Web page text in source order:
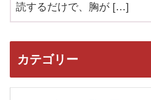
読するだけで、胸が […]
カテゴリー